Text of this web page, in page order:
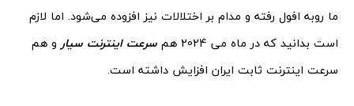
ما روبه افول رفته و مدام بر اختلالات نیز افزوده می‌شود. اما لازم
است بدانید که در ماه می 2024 هم
سرعت اینترنت سیار و هم
سرعت اینترنت ثابت ایران افزایش داشته است.